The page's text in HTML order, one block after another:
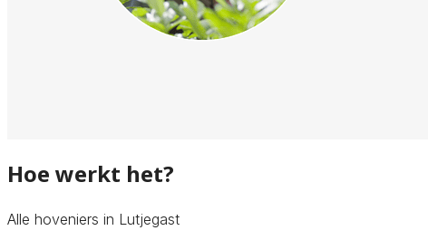
Hoe werkt het?
Alle hoveniers in Lutjegast